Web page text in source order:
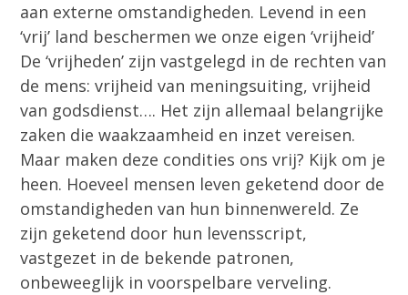
aan externe omstandigheden. Levend in een
‘vrij’ land beschermen we onze eigen ‘vrijheid’
De ‘vrijheden’ zijn vastgelegd in de rechten van
de mens: vrijheid van meningsuiting, vrijheid
van godsdienst…. Het zijn allemaal belangrijke
zaken die waakzaamheid en inzet vereisen.
Maar maken deze condities ons vrij? Kijk om je
heen. Hoeveel mensen leven geketend door de
omstandigheden van hun binnenwereld. Ze
zijn geketend door hun levensscript,
vastgezet in de bekende patronen,
onbeweeglijk in voorspelbare verveling.